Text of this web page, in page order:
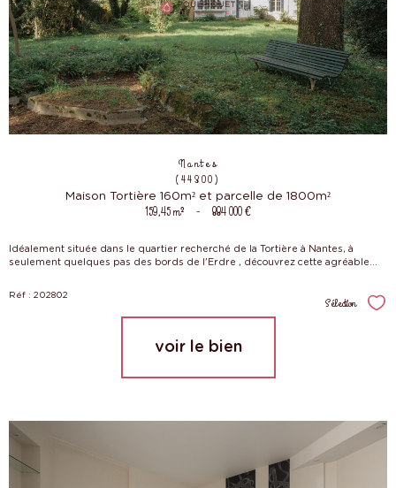
Nantes
(44300)
Maison Tortière 160m² et parcelle de 1800m²
159,45 m² - 884 000 €
Idéalement située dans le quartier recherché de la Tortière à Nantes, à
seulement quelques pas des bords de l'Erdre , découvrez cette agréable...
Réf : 202802
Sélection
voir le bien